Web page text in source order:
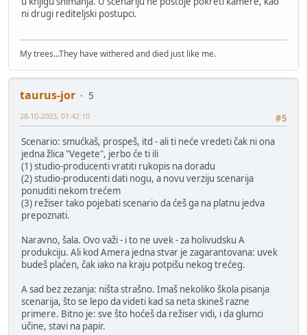
ni drugi rediteljski postupci.
My trees...They have withered and died just like me.
taurus-jor
5
#5
28-10-2003, 01:42:10
Scenario: smućkaš, prospeš, itd - ali ti neće vredeti čak ni ona
jedna žlica "Vegete", jerbo će ti ili
(1) studio-producenti vratiti rukopis na doradu
(2) studio-producenti dati nogu, a novu verziju scenarija
ponuditi nekom trećem
(3) režiser tako pojebati scenario da ćeš ga na platnu jedva
prepoznati.
Naravno, šala. Ovo važi - i to ne uvek - za holivudsku A
produkciju. Ali kod Amera jedna stvar je zagarantovana: uvek
budeš plaćen, čak iako na kraju potpišu nekog trećeg.
A sad bez zezanja: ništa strašno. Imaš nekoliko škola pisanja
scenarija, što se lepo da videti kad sa neta skineš razne
primere. Bitno je: sve što hoćeš da režiser vidi, i da glumci
učine, stavi na papir.